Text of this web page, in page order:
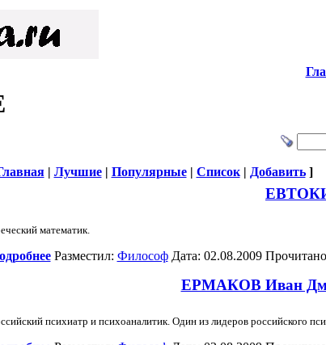
| Лучшие| Популярные| Список| Добавить]
математик.
Разместил: ФилософДата: 02.08.2009
ЕРМАКОВ Иван
психиатр и психоаналитик. Один из лидеров российского